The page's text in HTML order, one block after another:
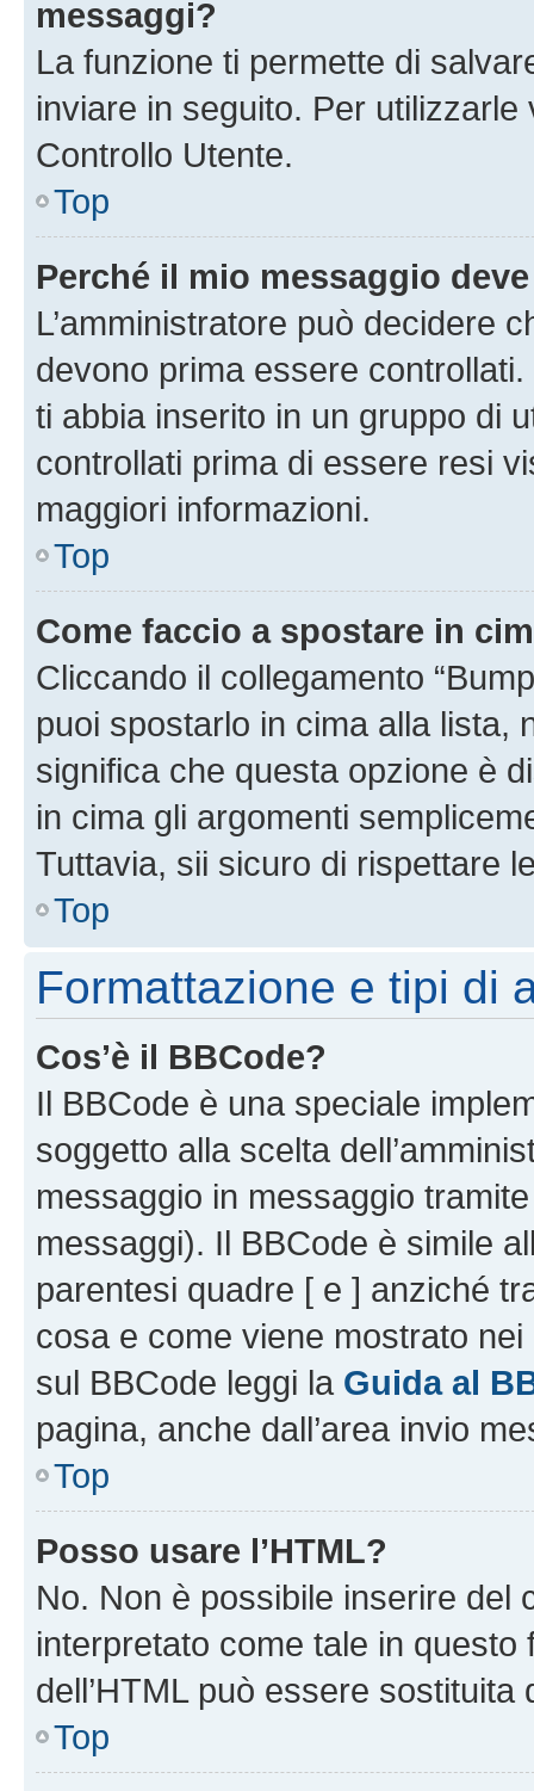
messaggi?
La funzione ti permette di
inviare in seguito. Per utilizzarle
Controllo Utente.
Top
Perché il mio messaggio
L’amministratore può decidere
devono prima essere
ti abbia inserito in un gruppo di
controllati prima di essere resi
maggiori informazioni.
Top
Come faccio a spostare in
Cliccando il collegamento
puoi spostarlo in cima alla lista,
significa che questa opzione è
in cima gli argomenti
Tuttavia, sii sicuro di rispettare
Top
Formattazione e tipi di
Cos’è il BBCode?
Il BBCode è una speciale
soggetto alla scelta
messaggio in messaggio
messaggi). Il BBCode è simile
parentesi quadre [ e ] anziché
cosa e come viene mostrato
sul BBCode leggi la Guida al
pagina, anche dall’area invio
Top
Posso usare l’HTML?
No. Non è possibile inserire del
interpretato come tale in
dell’HTML può essere sostituita
Top